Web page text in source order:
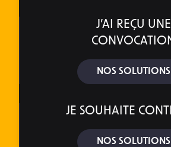
J’AI REÇU UNE
NOS SOLUTIONS
JE SOUHAITE
NOS SOLUTIONS